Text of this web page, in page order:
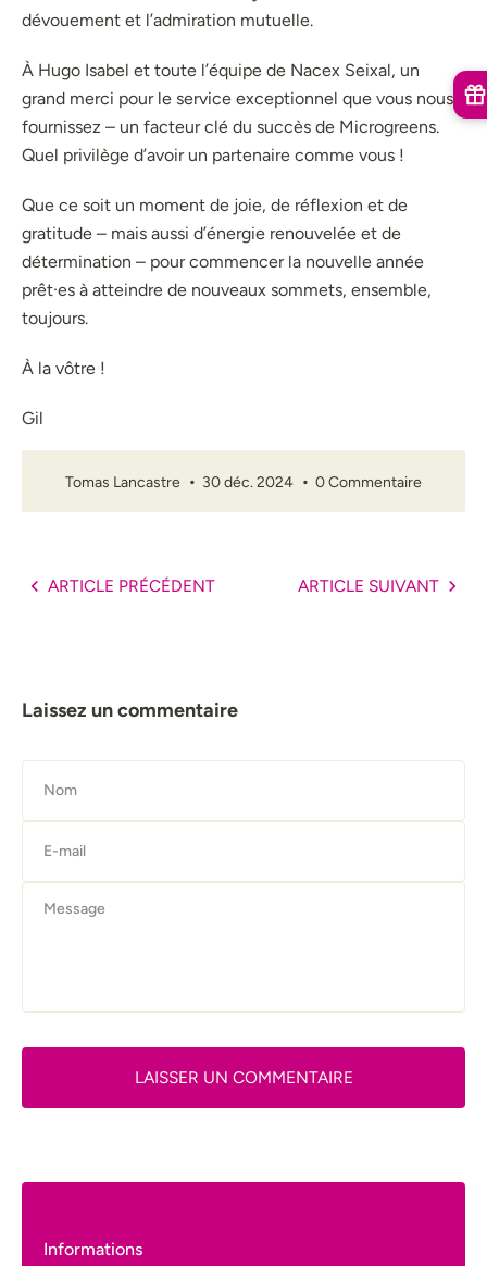
dévouement et l’admiration mutuelle.
À Hugo Isabel et toute l’équipe de Nacex Seixal, un
grand merci pour le service exceptionnel que vous nous
fournissez – un facteur clé du succès de Microgreens.
Quel privilège d’avoir un partenaire comme vous !
Que ce soit un moment de joie, de réflexion et de
gratitude – mais aussi d’énergie renouvelée et de
détermination – pour commencer la nouvelle année
prêt·es à atteindre de nouveaux sommets, ensemble,
toujours.
À la vôtre !
Gil
Tomas Lancastre 30 déc. 2024 0 Commentaire
ARTICLE PRÉCÉDENT ARTICLE SUIVANT
Laissez un commentaire
LAISSER UN COMMENTAIRE
Informations